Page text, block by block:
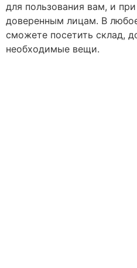
для пользования вам, и
доверенным лицам. В
сможете посетить склад,
необходимые вещи.